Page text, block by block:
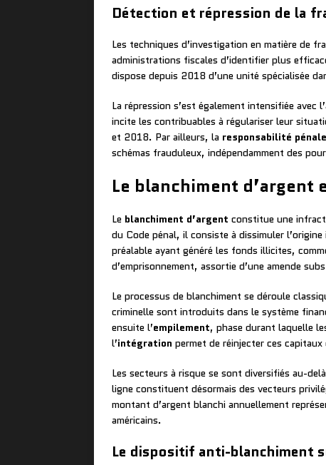
Détection et répression de la
Les techniques d’investigation en matière de
administrations fiscales d’identifier plus
dispose depuis 2018 d’une unité spécialisée
La répression s’est également intensifiée
incite les contribuables à régulariser leur
et 2018. Par ailleurs, la responsabilité pénale
schémas frauduleux, indépendamment des
Le blanchiment d’argent
Le blanchiment d’argent constitue une
du Code pénal, il consiste à dissimuler
préalable ayant généré les fonds illicites,
d’emprisonnement, assortie d’une amende
Le processus de blanchiment se déroule
criminelle sont introduits dans le système
ensuite l’empilement, phase durant laquelle
l’intégration permet de réinjecter ces
Les secteurs à risque se sont diversifiés au-
ligne constituent désormais des vecteurs
montant d’argent blanchi annuellement
américains.
Le dispositif anti-blanchiment